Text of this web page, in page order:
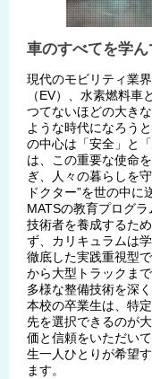
車のすべてを学ん
現代のモビリティ業
（EV）、水素燃料
つてないほどの大き
ような時代になろう
の中心は「安全」と
は、この重要な使命
ぎ、人々の暮らしを
ドクター”を世の中に
MATSの教育プログ
技術者を養成するた
ず、カリキュラムは
徹底した実践重視型
から大型トラックま
多様な整備技術を深
本校の卒業生は、特
先を選択できるのが
価と信頼をいただい
生一人ひとりが希望
ます。